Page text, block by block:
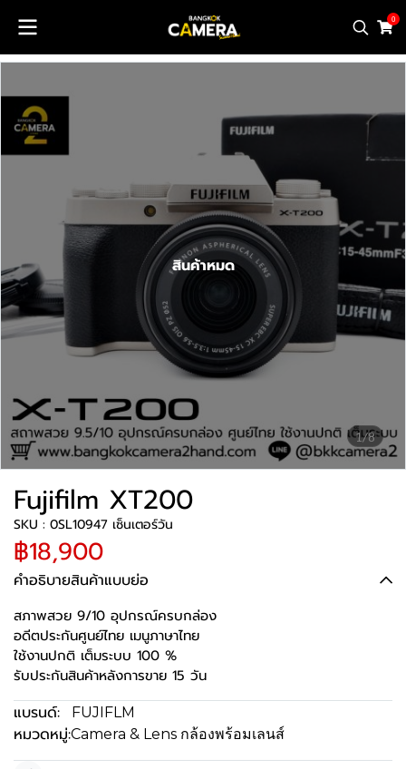
0
1/8
สินค้าหมด
Fujifilm XT200
SKU : 0SL10947 เซ็นเตอร์วัน
฿18,900
คำอธิบายสินค้าแบบย่อ
สภาพสวย 9/10 อุปกรณ์ครบกล่อง
อดีตประกันศูนย์ไทย เมนูภาษาไทย
ใช้งานปกติ เต็มระบบ 100 %
รับประกันสินค้าหลังการขาย 15 วัน
แบรนด์: FUJIFLM
หมวดหมู่:Camera & Lens กล้องพร้อมเลนส์